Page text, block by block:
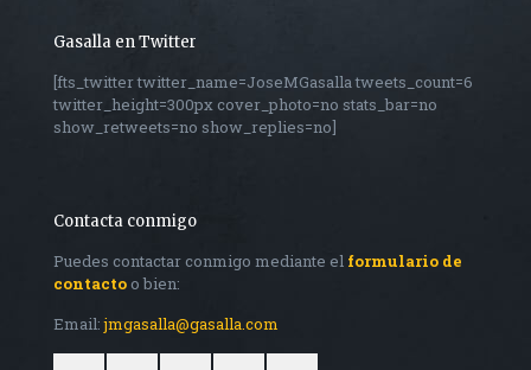
Gasalla en Twitter
[fts_twitter twitter_name=JoseMGasalla tweets_count=6
twitter_height=300px cover_photo=no stats_bar=no
show_retweets=no show_replies=no]
Contacta conmigo
Puedes contactar conmigo mediante el formulario de
contacto o bien:
Email:jmgasalla@gasalla.com